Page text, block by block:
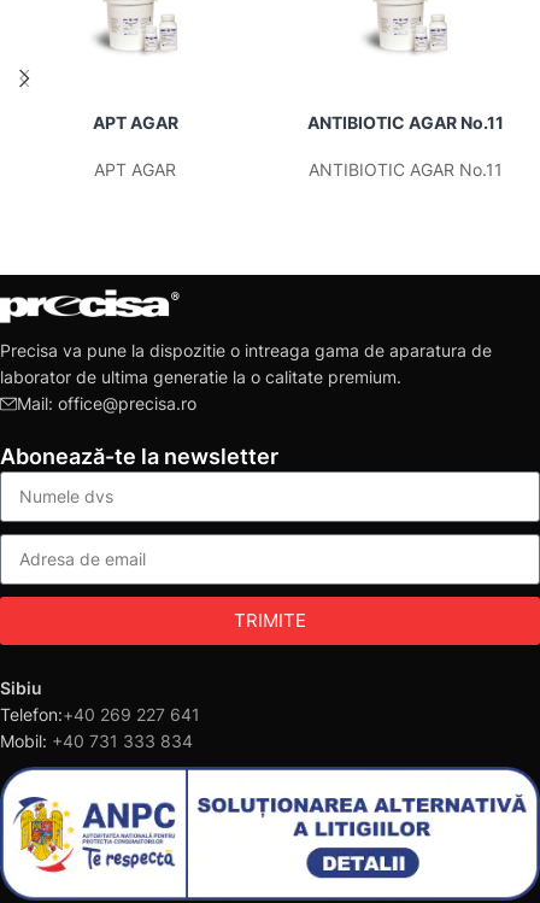
APT AGAR
APT AGAR
ANTIBIOTIC AGAR No.11
ANTIBIOTIC AGAR No.11
Precisa va pune la dispozitie o intreaga gama de aparatura de
laborator de ultima generatie la o calitate premium.
Mail: office@precisa.ro
Abonează-te la newsletter
TRIMITE
Sibiu
Telefon:+40 269 227 641
Mobil: +40 731 333 834